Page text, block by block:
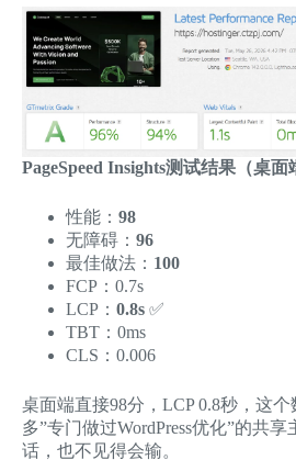
PageSpeed Insights测试结果（桌面
性能： 98
无障碍： 96
最佳做法： 100
FCP：0.7s
LCP： 0.8s ✅
TBT：0ms
CLS：0.006
桌面端直接98分，LCP 0.8秒，这
多”专门做过WordPress优化”的共
话，也不见得会输。